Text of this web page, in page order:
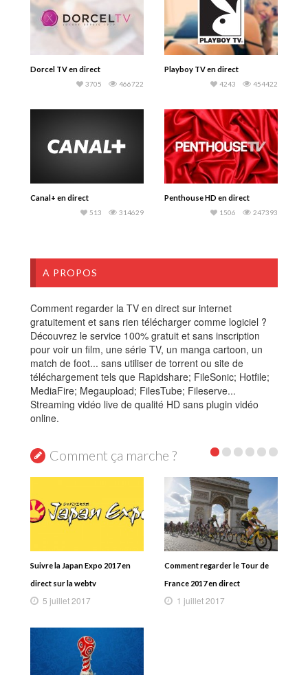
Dorcel TV en direct
466722
3705
Playboy TV en direct
454422
4243
Canal+ en direct
314629
513
Penthouse HD en direct
247393
1506
A PROPOS
Comment regarder la TV en direct sur internet
gratuitement et sans rien télécharger comme logiciel ?
Découvrez le service 100% gratuit et sans inscription
pour voir un film, une série TV, un manga cartoon, un
match de foot... sans utiliser de torrent ou site de
téléchargement tels que Rapidshare; FileSonic; Hotfile;
MediaFire; Megaupload; FilesTube; Fileserve...
Streaming vidéo live de qualité HD sans plugin vidéo
online.
Comment ça marche ?
Suivre la Japan Expo 2017 en
direct sur la webtv
5 juillet 2017
Comment regarder le Tour de
France 2017 en direct
1 juillet 2017